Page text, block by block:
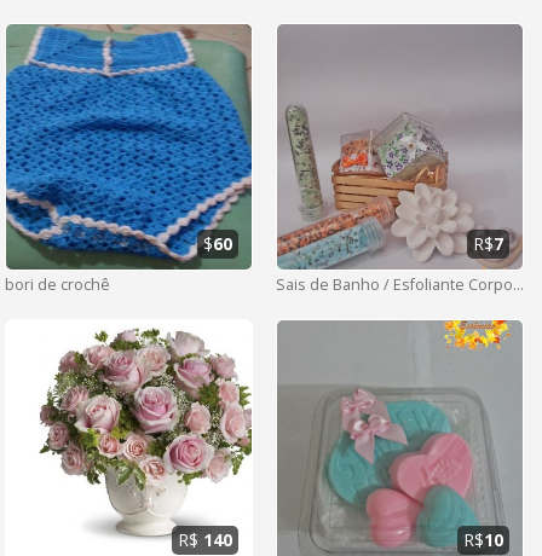
bori de crochê
$60
Sais de Banho / Esfoliante Corporal
R$7
R$ 140 R$10